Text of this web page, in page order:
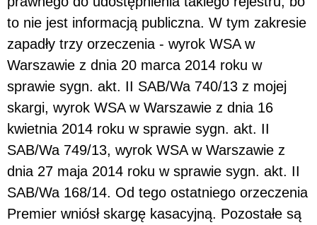
to nie jest informacją publiczna. W tym zakresie
zapadły trzy orzeczenia - wyrok WSA w
Warszawie z dnia 20 marca 2014 roku w
sprawie sygn. akt. II SAB/Wa 740/13 z mojej
skargi, wyrok WSA w Warszawie z dnia 16
kwietnia 2014 roku w sprawie sygn. akt. II
SAB/Wa 749/13, wyrok WSA w Warszawie z
dnia 27 maja 2014 roku w sprawie sygn. akt. II
SAB/Wa 168/14. Od tego ostatniego orzeczenia
Premier wniósł skargę kasacyjną. Pozostałe są